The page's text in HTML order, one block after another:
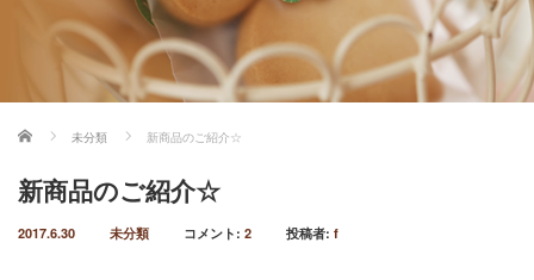
ホーム 未分類 新商品のご紹介☆
新商品のご紹介☆
2017.6.30 未分類 コメント: 2 投稿者: f